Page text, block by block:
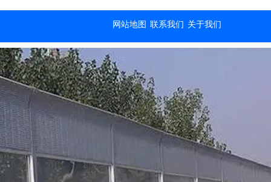
关于我们
联系我们
网站地图